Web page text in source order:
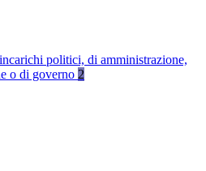
politici, di amministrazione,
o di governo 2